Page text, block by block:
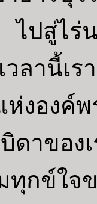
ปสู่ไร่
ลานี้เร
งองค์พ
ดาของ
กข์ใจ